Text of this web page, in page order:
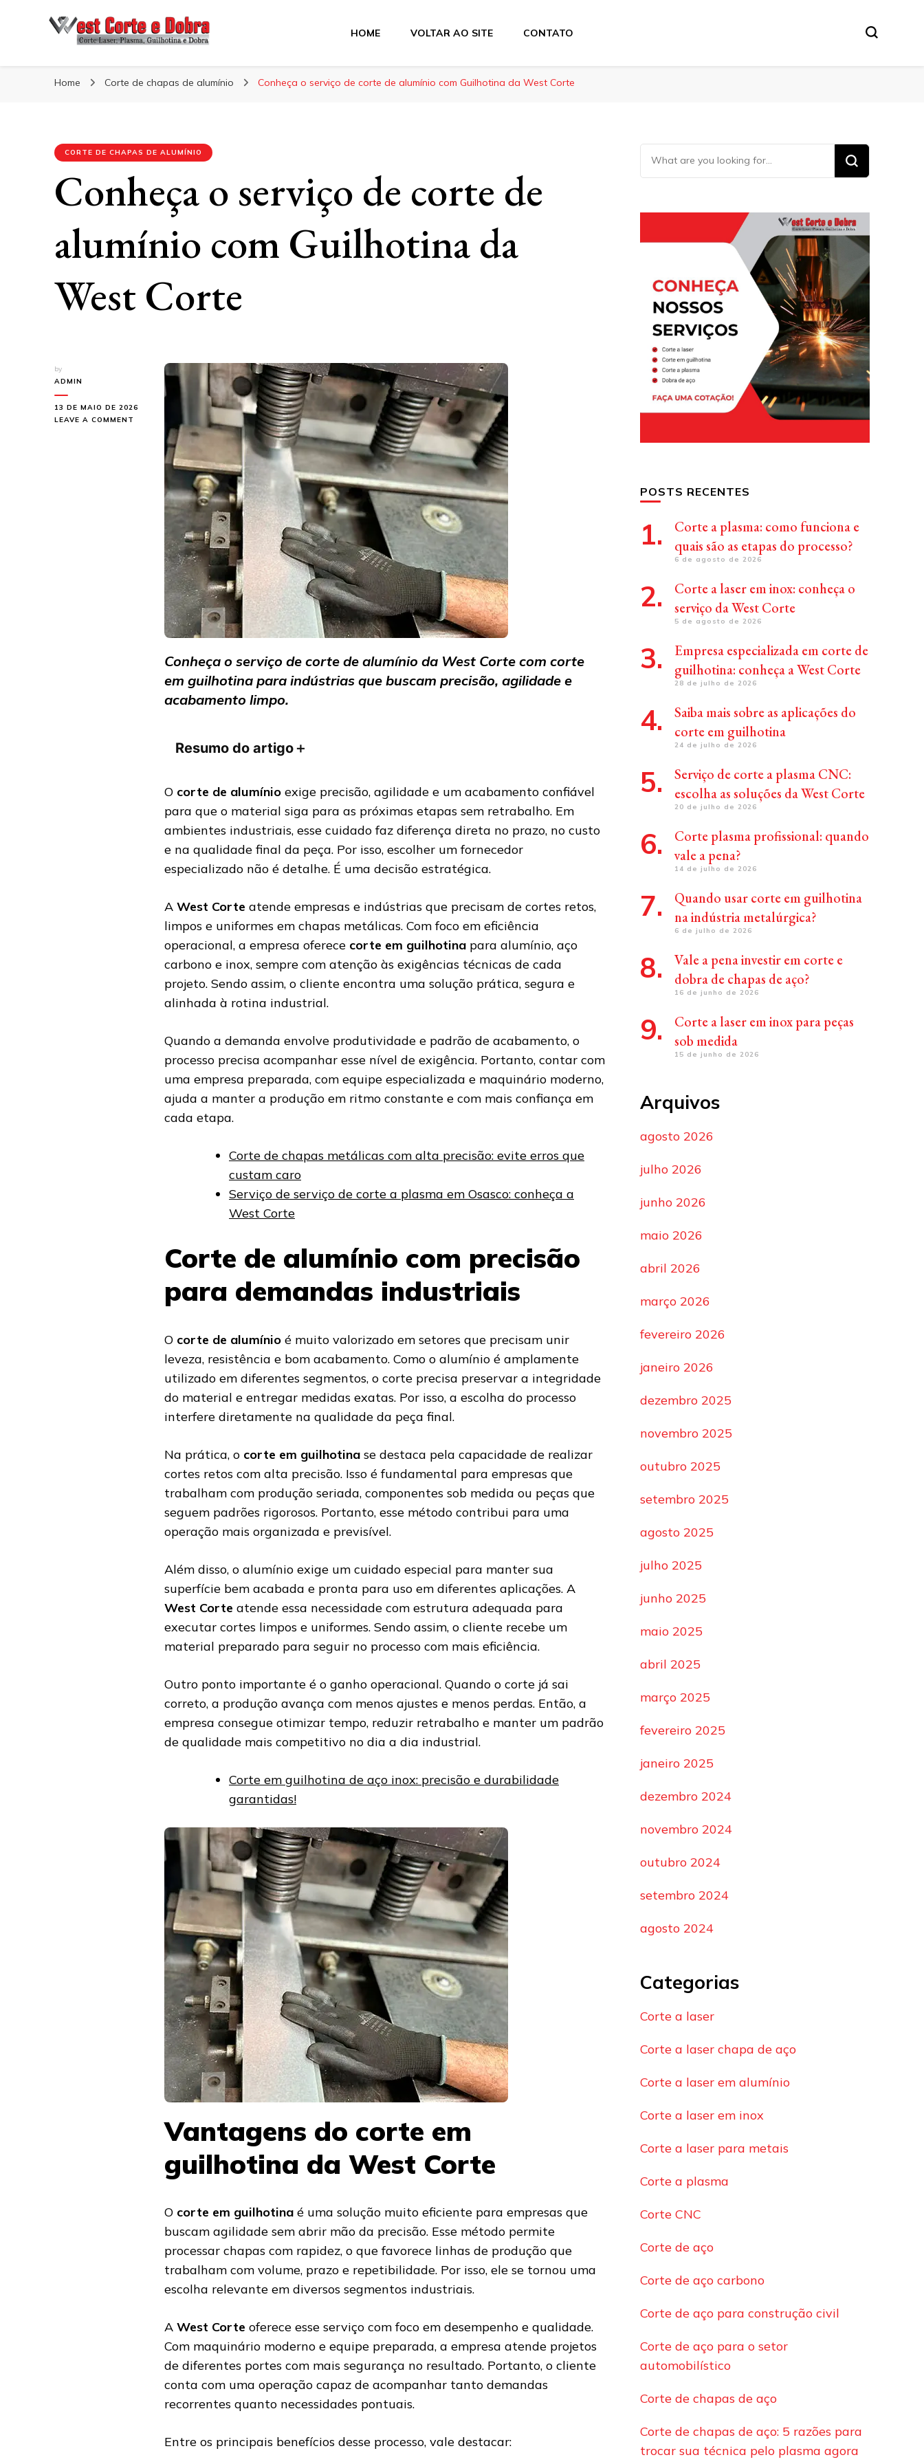
Blog West Corte e Dobra
HOME VOLTAR AO SITE CONTATO
Home Corte de chapas de alumínio Conheça o serviço de corte de alumínio com Guilhotina da West Corte
CORTE DE CHAPAS DE ALUMÍNIO
Conheça o serviço de corte de
alumínio com Guilhotina da
West Corte
by
ADMIN
13 DE MAIO DE 2026
LEAVE A COMMENT
CONHEÇA
SERVIÇO
ALUMÍNIO
GUILHOTINA
Conheça o serviço de corte de alumínio da West Corte com corte
em guilhotina para indústrias que buscam precisão, agilidade e
acabamento limpo.
Resumo do artigo＋
O corte de alumínio exige precisão, agilidade e um acabamento confiável
para que o material siga para as próximas etapas sem retrabalho. Em
ambientes industriais, esse cuidado faz diferença direta no prazo, no custo
e na qualidade final da peça. Por isso, escolher um fornecedor
especializado não é detalhe. É uma decisão estratégica.
A West Corte atende empresas e indústrias que precisam de cortes retos,
limpos e uniformes em chapas metálicas. Com foco em eficiência
operacional, a empresa oferece corte em guilhotina para alumínio, aço
carbono e inox, sempre com atenção às exigências técnicas de cada
projeto. Sendo assim, o cliente encontra uma solução prática, segura e
alinhada à rotina industrial.
Quando a demanda envolve produtividade e padrão de acabamento, o
processo precisa acompanhar esse nível de exigência. Portanto, contar com
uma empresa preparada, com equipe especializada e maquinário moderno,
ajuda a manter a produção em ritmo constante e com mais confiança em
cada etapa.
Corte de chapas metálicas com alta precisão: evite erros que
custam caro
Serviço de serviço de corte a plasma em Osasco: conheça a
West Corte
Corte de alumínio com precisão
para demandas industriais
O corte de alumínio é muito valorizado em setores que precisam unir
leveza, resistência e bom acabamento. Como o alumínio é amplamente
utilizado em diferentes segmentos, o corte precisa preservar a integridade
do material e entregar medidas exatas. Por isso, a escolha do processo
interfere diretamente na qualidade da peça final.
Na prática, o corte em guilhotina se destaca pela capacidade de realizar
cortes retos com alta precisão. Isso é fundamental para empresas que
trabalham com produção seriada, componentes sob medida ou peças que
seguem padrões rigorosos. Portanto, esse método contribui para uma
operação mais organizada e previsível.
Além disso, o alumínio exige um cuidado especial para manter sua
superfície bem acabada e pronta para uso em diferentes aplicações. A
West Corte atende essa necessidade com estrutura adequada para
executar cortes limpos e uniformes. Sendo assim, o cliente recebe um
material preparado para seguir no processo com mais eficiência.
Outro ponto importante é o ganho operacional. Quando o corte já sai
correto, a produção avança com menos ajustes e menos perdas. Então, a
empresa consegue otimizar tempo, reduzir retrabalho e manter um padrão
de qualidade mais competitivo no dia a dia industrial.
Corte em guilhotina de aço inox: precisão e durabilidade
garantidas!
Vantagens do corte em
guilhotina da West Corte
O corte em guilhotina é uma solução muito eficiente para empresas que
buscam agilidade sem abrir mão da precisão. Esse método permite
processar chapas com rapidez, o que favorece linhas de produção que
trabalham com volume, prazo e repetibilidade. Por isso, ele se tornou uma
escolha relevante em diversos segmentos industriais.
A West Corte oferece esse serviço com foco em desempenho e qualidade.
Com maquinário moderno e equipe preparada, a empresa atende projetos
de diferentes portes com mais segurança no resultado. Portanto, o cliente
conta com uma operação capaz de acompanhar tanto demandas
recorrentes quanto necessidades pontuais.
Entre os principais benefícios desse processo, vale destacar:
Looking
for
POSTS RECENTES
Corte a plasma: como funciona e
quais são as etapas do processo?
6 de agosto de 2026
Corte a laser em inox: conheça o
serviço da West Corte
5 de agosto de 2026
Empresa especializada em corte de
guilhotina: conheça a West Corte
28 de julho de 2026
Saiba mais sobre as aplicações do
corte em guilhotina
24 de julho de 2026
Serviço de corte a plasma CNC:
escolha as soluções da West Corte
20 de julho de 2026
Corte plasma profissional: quando
vale a pena?
14 de julho de 2026
Quando usar corte em guilhotina
na indústria metalúrgica?
6 de julho de 2026
Vale a pena investir em corte e
dobra de chapas de aço?
16 de junho de 2026
Corte a laser em inox para peças
sob medida
15 de junho de 2026
Arquivos
agosto 2026
julho 2026
junho 2026
maio 2026
abril 2026
março 2026
fevereiro 2026
janeiro 2026
dezembro 2025
novembro 2025
outubro 2025
setembro 2025
agosto 2025
julho 2025
junho 2025
maio 2025
abril 2025
março 2025
fevereiro 2025
janeiro 2025
dezembro 2024
novembro 2024
outubro 2024
setembro 2024
agosto 2024
Categorias
Corte a laser
Corte a laser chapa de aço
Corte a laser em alumínio
Corte a laser em inox
Corte a laser para metais
Corte a plasma
Corte CNC
Corte de aço
Corte de aço carbono
Corte de aço para construção civil
Corte de aço para o setor
automobilístico
Corte de chapas de aço
Corte de chapas de aço: 5 razões para
trocar sua técnica pelo plasma agora